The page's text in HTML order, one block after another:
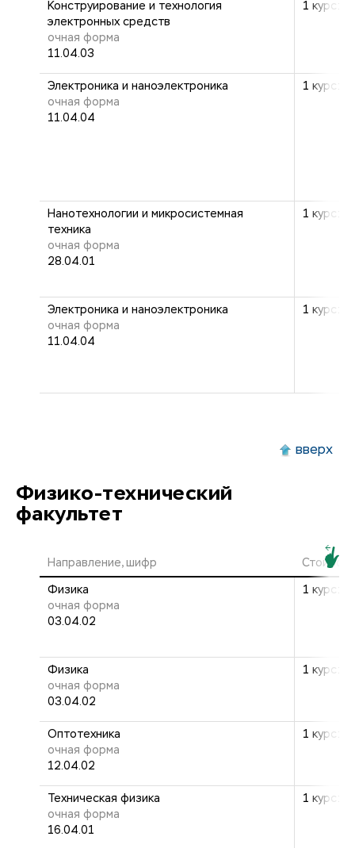
Конструирование и технология
электронных средств
очная форма
11.04.03
1 курс:
Электроника и наноэлектроника
очная форма
11.04.04
1 курс:
Нанотехнологии и микросистемная
техника
очная форма
28.04.01
1 курс:
Электроника и наноэлектроника
очная форма
11.04.04
1 курс:
вверх
Физико-технический
факультет
Направление, шифр
Физика
очная форма
03.04.02
1 курс:
Физика
очная форма
03.04.02
1 курс:
Оптотехника
очная форма
12.04.02
1 курс:
Техническая физика
очная форма
16.04.01
1 курс: